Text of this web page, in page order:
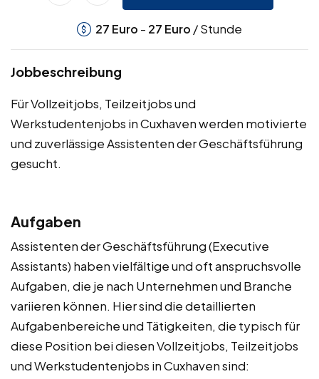
27 Euro - 27 Euro / Stunde
Jobbeschreibung
Für Vollzeitjobs, Teilzeitjobs und
Werkstudentenjobs in Cuxhaven werden motivierte
und zuverlässige Assistenten der Geschäftsführung
gesucht.
Aufgaben
Assistenten der Geschäftsführung (Executive
Assistants) haben vielfältige und oft anspruchsvolle
Aufgaben, die je nach Unternehmen und Branche
variieren können. Hier sind die detaillierten
Aufgabenbereiche und Tätigkeiten, die typisch für
diese Position bei diesen Vollzeitjobs, Teilzeitjobs
und Werkstudentenjobs in Cuxhaven sind: